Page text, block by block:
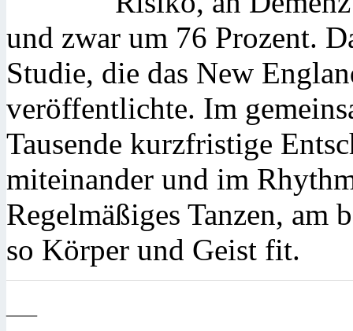
und zwar um 76 Prozent.
Studie, die das New
veröffentlichte. Im
Tausende kurzfristige
miteinander und im
Regelmäßiges Tanzen, am
so Körper und Geist fit.
—